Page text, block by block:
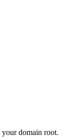
domain root.